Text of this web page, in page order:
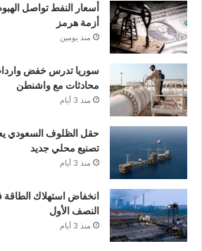
أسعار النفط تواصل
أزمة هرمز
منذ يومين
سوريا تدرس خفض
محادثات مع واشنطن
منذ 3 أيام
حقل الظلوف السعودي
تصنيع محلي جديد
منذ 3 أيام
النصف الأول
منذ 3 أيام